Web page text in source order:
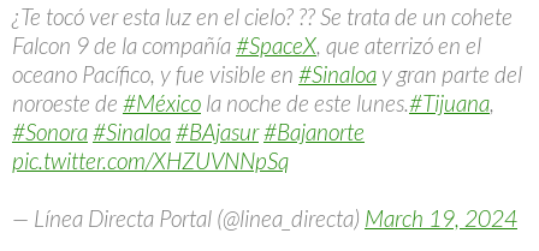
¿Te tocó ver esta luz en el cielo? ?? Se trata de un cohete
Falcon 9 de la compañía#SpaceX, que aterrizó en el
oceano Pacífico, y fue visible en #Sinaloa y gran parte del
noroeste de #México la noche de este lunes.#Tijuana,
#Sonora#Sinaloa#BAjasur#Bajanorte
pic.twitter.com/XHZUVNNpSq
— Línea Directa Portal (@linea_directa) March 19, 2024